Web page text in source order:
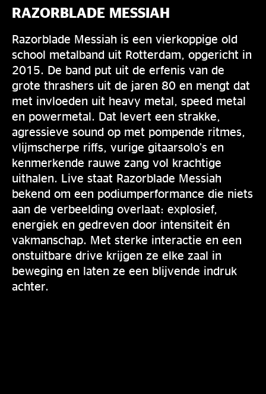
RAZORBLADE MESSIAH
Razorblade Messiah is een vierkoppige old
school metalband uit Rotterdam, opgericht in
2015. De band put uit de erfenis van de
grote thrashers uit de jaren 80 en mengt dat
met invloeden uit heavy metal, speed metal
en powermetal. Dat levert een strakke,
agressieve sound op met pompende ritmes,
vlijmscherpe riffs, vurige gitaarsolo’s en
kenmerkende rauwe zang vol krachtige
uithalen. Live staat Razorblade Messiah
bekend om een podiumperformance die niets
aan de verbeelding overlaat: explosief,
energiek en gedreven door intensiteit én
vakmanschap. Met sterke interactie en een
onstuitbare drive krijgen ze elke zaal in
beweging en laten ze een blijvende indruk
achter.